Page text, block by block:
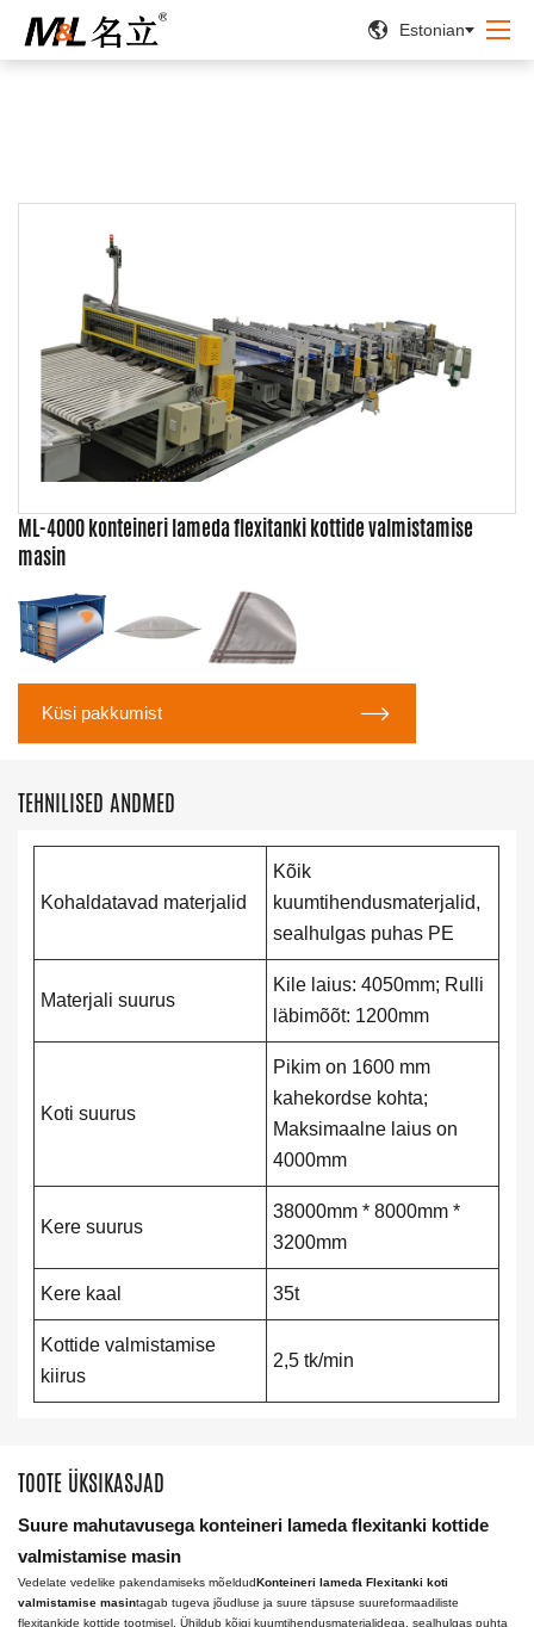
 Estonian
ML-4000 konteineri lameda flexitanki kottide valmistamise
masin
Küsi pakkumist 
TEHNILISED ANDMED
Kohaldatavad materjalid
Kõik
kuumtihendusmaterjalid,
sealhulgas puhas PE
Materjali suurus
Kile laius: 4050mm; Rulli
läbimõõt: 1200mm
Koti suurus
Pikim on 1600 mm
kahekordse kohta;
Maksimaalne laius on
4000mm
Kere suurus
38000mm * 8000mm *
3200mm
Kere kaal 35t
Kottide valmistamise
kiirus
2,5 tk/min
TOOTE ÜKSIKASJAD
Suure mahutavusega konteineri lameda flexitanki kottide
valmistamise masin
Vedelate vedelike pakendamiseks mõeldudKonteineri lameda Flexitanki koti
valmistamise masintagab tugeva jõudluse ja suure täpsuse suureformaadiliste
flexitankide kottide tootmisel. Ühildub kõigi kuumtihendusmaterjalidega, sealhulgas puhta